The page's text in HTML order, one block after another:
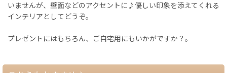
いませんが、壁面などのアクセントに♪優しい印象を添えてくれる
インテリアとしてどうぞ。
プレゼントにはもちろん、ご自宅用にもいかがですか？。